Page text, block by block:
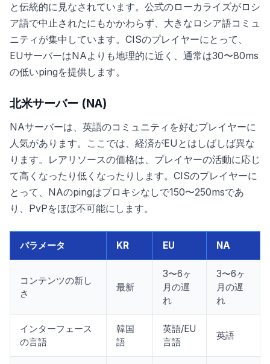
と伝統的に見なされています。公式のローカライズがロシ
ア語で中止されたにもかかわらず、大きなロシア語コミュ
ニティが集中しています。CISのプレイヤーにとって、
EUサーバーはNAよりも地理的に近く、通常は30〜80ms
の低いpingを提供します。
北米サーバー (NA)
NAサーバーは、英語のコミュニティを好むプレイヤーに
人気があります。ここでは、経済がEUとはしばしば異な
ります。レアリソースの価格は、プレイヤーの活動に応じ
て高くなったり低くなったりします。CISのプレイヤーに
とって、NAのpingはプロキシなしで150〜250msであ
り、PvPをほぼ不可能にします。
パラメータ KR EU NA
コンテンツの新し
さ
最新
3〜6ヶ
月の遅
れ
3〜6ヶ
月の遅
れ
インターフェース
の言語
韓国
語
英語/EU
言語
英語